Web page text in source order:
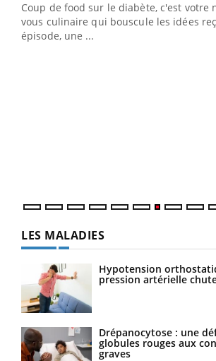
Coup de food sur le diabète, c'est votre
vous culinaire qui bouscule les idées
épisode, une ...
LES MALADIES
Hypotension
pression artérielle
Drépanocytose : une
globules rouges aux
graves